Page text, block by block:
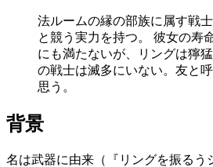
法ルームの縁の部族に属す戦
と競う実力を持つ。 彼女の寿
にも満たないが、リングは獰
の戦士は滅多にいない。友と
思う。
背景
名は武器に由来（『リングを振るう